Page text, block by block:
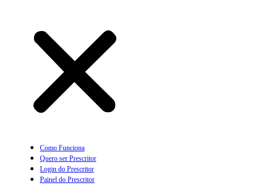
Como Funciona
Quero ser Prescritor
Login do Prescritor
Painel do Prescritor